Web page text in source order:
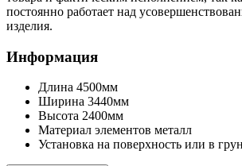
постоянно работает над
изделия.
Информация
Длина 4500мм
Ширина 3440мм
Высота 2400мм
Материал элементов металл
Установка на поверхность или в